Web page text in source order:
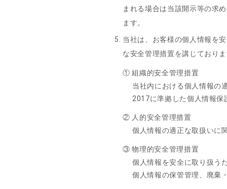
まれる場合は当該開示等の求
ます。
当社は、お客様の個人情報を
な安全管理措置を講じており
① 組織的安全管理措置
当社内における個人情報の
2017に準拠した個人情報
② 人的安全管理措置
個人情報の適正な取扱いに
③ 物理的安全管理措置
個人情報を安全に取り扱う
個人情報の保管管理、廃棄